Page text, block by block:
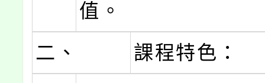
值。
二、
課程特色：